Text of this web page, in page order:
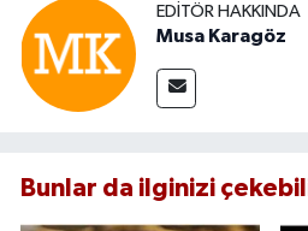
EDITÖR HAKKINDA
Musa Karagöz
Bunlar da ilginizi